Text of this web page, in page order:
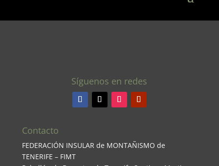
Síguenos en redes
Contacto
FEDERACIÓN INSULAR de MONTAÑISMO de
TENERIFE – FIMT